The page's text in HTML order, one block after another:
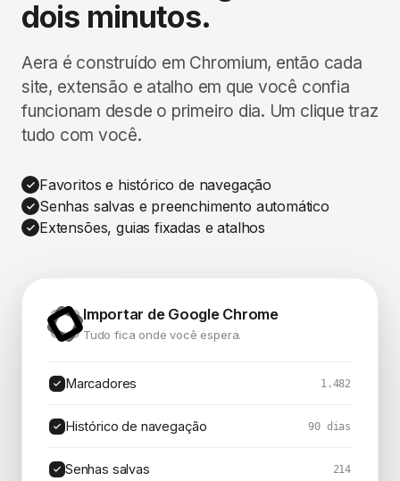
dois minutos.
Aera é construído em Chromium, então cada
site, extensão e atalho em que você confia
funcionam desde o primeiro dia. Um clique traz
tudo com você.
Favoritos e histórico de navegação
Senhas salvas e preenchimento automático
Extensões, guias fixadas e atalhos
Importar de Google Chrome
Tudo fica onde você espera.
Marcadores 1.482
Histórico de navegação 90 dias
Senhas salvas 214